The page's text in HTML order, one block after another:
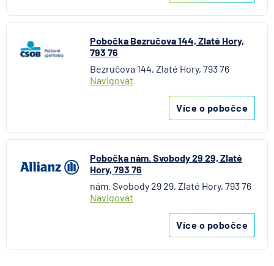
D.A.S. právní ochrana, pobočka ERGO Versicherung
Direct pojišťovna
Generali česká pojišťovna
Hasičská vzájemná pojišťovna
HSBC Bank plc - pobočka Praha
Komerční pojišťovna
Pobočka Bezručova 144, Zlaté Hory,
793 76
Bezručova 144, Zlaté Hory, 793 76
Navigovat
Více o pobočce
Pobočka nám. Svobody 29 29, Zlaté
Hory, 793 76
nám. Svobody 29 29, Zlaté Hory, 793 76
Navigovat
Více o pobočce